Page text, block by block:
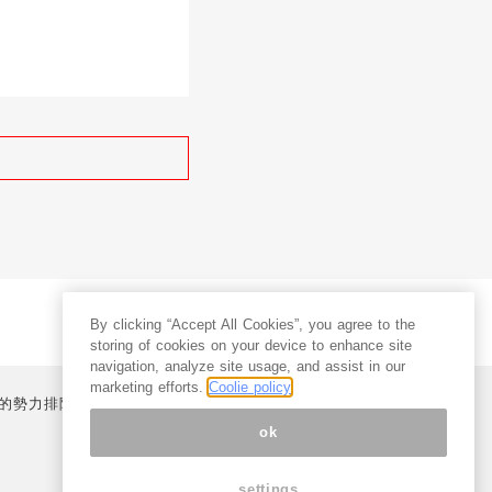
勢力排除宣言 プライバシーポリシー
By clicking “Accept All Cookies”, you agree to the
storing of cookies on your device to enhance site
navigation, analyze site usage, and assist in our
marketing efforts. Coolie policy
ok